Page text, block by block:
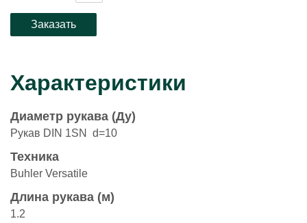
Характеристики
Диаметр рукава (Ду)
Рукав DIN 1SN d=10
Техника
Buhler Versatile
Длина рукава (м)
1.2